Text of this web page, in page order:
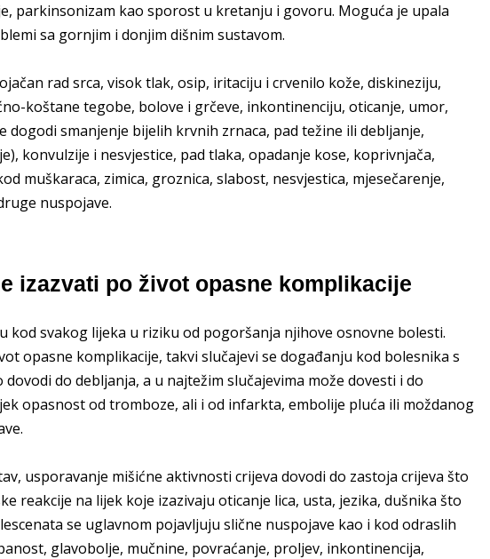
parkinsonizam kao sporost u kretanju i govoru. Moguća je upala
sa gornjim i donjim dišnim sustavom.
rad srca, visok tlak, osip, iritaciju i crvenilo kože, diskineziju,
koštane tegobe, bolove i grčeve, inkontinenciju, oticanje, umor,
dogodi smanjenje bijelih krvnih zrnaca, pad težine ili debljanje,
konvulzije i nesvjestice, pad tlaka, opadanje kose, koprivnjača,
muškaraca, zimica, groznica, slabost, nesvjestica, mjesečarenje,
nuspojave.
izazvati po život opasne komplikacije
kod svakog lijeka u riziku od pogoršanja njihove osnovne bolesti.
opasne komplikacije, takvi slučajevi se događanju kod bolesnika s
do debljanja, a u najtežim slučajevima može dovesti i do
opasnost od tromboze, ali i od infarkta, embolije pluća ili moždanog
usporavanje mišićne aktivnosti crijeva dovodi do zastoja crijeva što
reakcije na lijek koje izazivaju oticanje lica, usta, jezika, dušnika što
se uglavnom pojavljuju slične nuspojave kao i kod odraslih
glavobolje, mučnine, povraćanje, proljev, inkontinencija,